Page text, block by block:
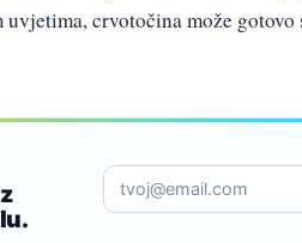
crvotočina može